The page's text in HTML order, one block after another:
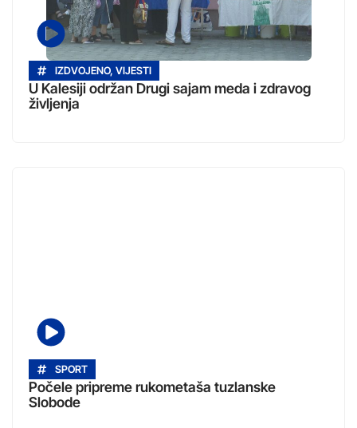
IZDVOJENO, VIJESTI
U Kalesiji održan Drugi sajam meda i zdravog
življenja
SPORT
Počele pripreme rukometaša tuzlanske
Slobode